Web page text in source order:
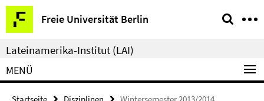
Springe
direkt
zu
Inhalt
Freie Universität Berlin
Service-
Navigation
Lateinamerika-Institut (LAI)
MENÜ